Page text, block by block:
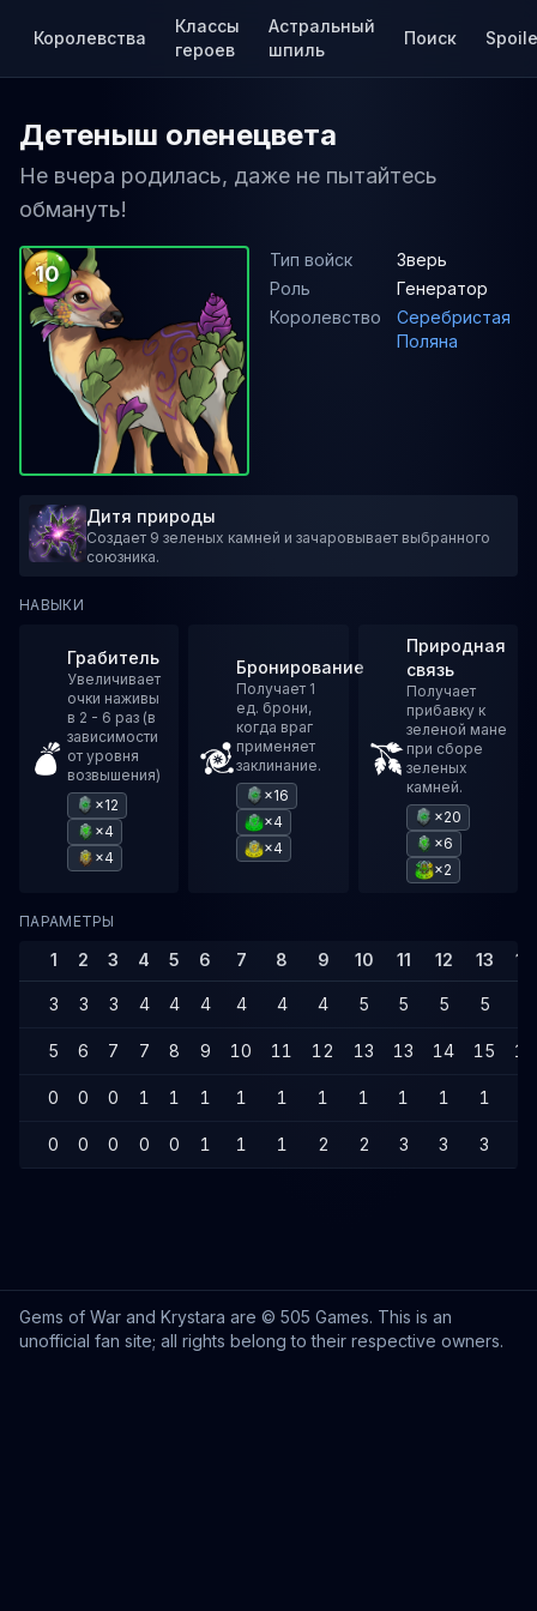
Королевства
Классы
героев
Астральный
шпиль
Поиск
Детеныш оленецвета
Не вчера родилась, даже не пытайтесь
обмануть!
10
Тип войск
Зверь
Роль
Генератор
Королевство
Серебристая
Поляна
Дитя природы
Создает 9 зеленых камней и зачаровывает выбранного
союзника.
НАВЫКИ
Грабитель
Увеличивает
очки наживы
в 2 - 6 раз (в
зависимости
от уровня
возвышения)
×12
×4
×4
Бронирование
Получает 1
ед. брони,
когда враг
применяет
заклинание.
×16
×4
×4
Природная
связь
Получает
прибавку к
зеленой мане
при сборе
зеленых
камней.
×20
×6
×2
ПАРАМЕТРЫ
1 2 3 4 5 6 7 8 9 10 11 12 13 14
3 3 3 4 4 4 4 4 4 5 5 5 5
5 6 7 7 8 9 10 11 12 13 13 14 15 16
0 0 0 1 1 1 1 1 1 1 1 1 1
0 0 0 0 0 1 1 1 2 2 3 3 3
Gems of War and Krystara are © 505 Games. This is an
unofficial fan site; all rights belong to their respective owners.